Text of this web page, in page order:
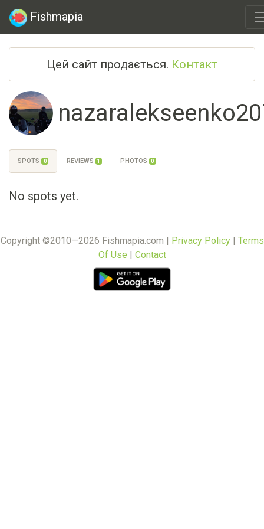
Fishmapia
Цей сайт продається. Контакт
SPOTS 0 REVIEWS 1 PHOTOS 0
No spots yet.
Copyright ©2010—2026 Fishmapia.com | Privacy Policy| Terms
Of Use | Contact